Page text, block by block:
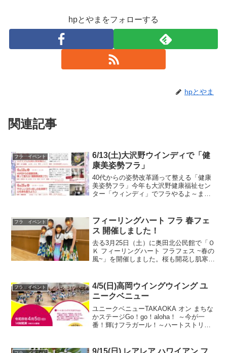
hpとやまをフォローする
hpとやま
関連記事
フラ イベント
6/13(土)大沢野ウインディで「健
康美姿勢フラ」
40代からの姿勢改革踊って整える「健康
美姿勢フラ」今年も大沢野健康福祉セン
ター「ウィンディ」でフラやるよ～まち
ラ】日時 6/13(土) 10：30～11：30場
所 大沢...
フラ イベント
フィーリングハート フラ 春フェ
ス 開催しました！
去る3月25日（土）に奥田北公民館で「Ｏ
Ｋ フィーリングハート フラフェス ~春の
風~」を開催しました。桜も開花し肌寒い
て、とても盛り上がって熱気があふれて
いました。この...
フラ イベント
4/5(日)高岡ウイングウイング ユ
ニークベニュー
ユニークベニューTAKAOKA オン まちな
かステージGo！go！aloha！ ～今が一
番！輝けフラガール！～ハートストリン
リングハートフラ チーム石金スマイルブ